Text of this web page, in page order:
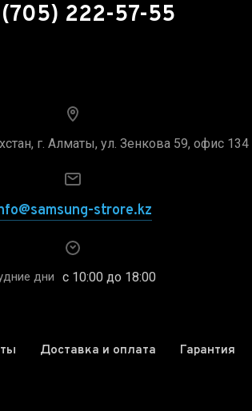
222-57-55
г. Алматы, ул. Зенкова 59, офис 134
strore.kz
дни с 10:00 до 18:00
Доставка и оплата Гарантия